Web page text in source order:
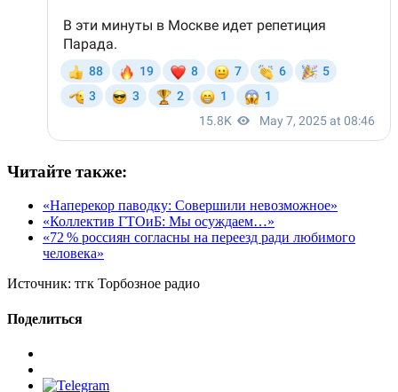
Читайте также:
«Наперекор паводку: Совершили невозможное»
«Коллектив ГТОиБ: Мы осуждаем…»
«72 % россиян согласны на переезд ради любимого
человека»
Источник: тгк Торбозное радио
Поделиться